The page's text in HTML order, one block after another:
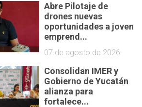
Abre Pilotaje de
drones nuevas
oportunidades a joven
emprend...
07 de agosto de 2026
Consolidan IMER y
Gobierno de Yucatán
alianza para
fortalece...